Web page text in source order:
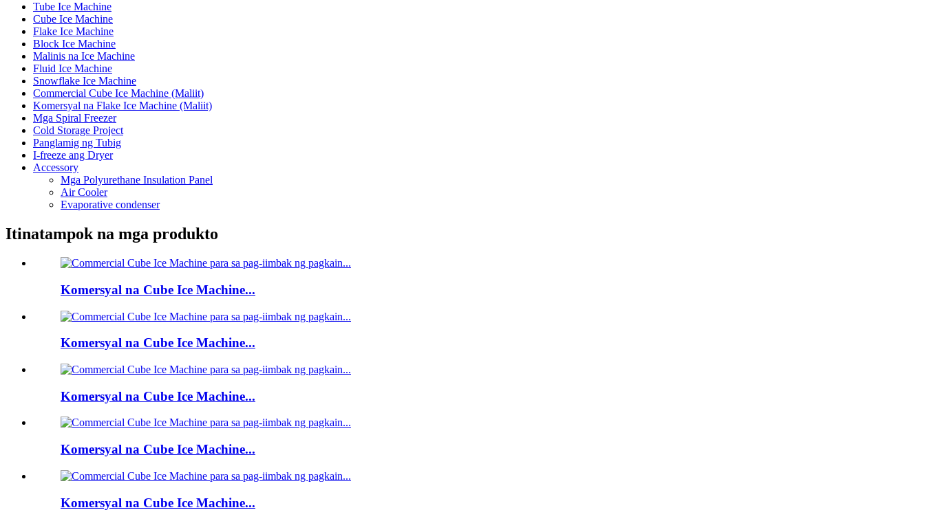
Tube Ice Machine
Cube Ice Machine
Flake Ice Machine
Block Ice Machine
Malinis na Ice Machine
Fluid Ice Machine
Snowflake Ice Machine
Commercial Cube Ice Machine (Maliit)
Komersyal na Flake Ice Machine (Maliit)
Mga Spiral Freezer
Cold Storage Project
Panglamig ng Tubig
I-freeze ang Dryer
Accessory
Mga Polyurethane Insulation Panel
Air Cooler
Evaporative condenser
Itinatampok na mga produkto
Komersyal na Cube Ice Machine...
Komersyal na Cube Ice Machine...
Komersyal na Cube Ice Machine...
Komersyal na Cube Ice Machine...
Komersyal na Cube Ice Machine...